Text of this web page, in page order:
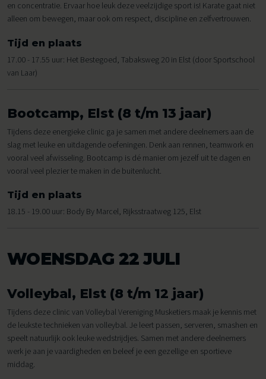
en concentratie. Ervaar hoe leuk deze veelzijdige sport is! Karate gaat niet
alleen om bewegen, maar ook om respect, discipline en zelfvertrouwen.
Tijd en plaats
17.00 - 17.55 uur: Het Bestegoed, Tabaksweg 20 in Elst (door Sportschool
van Laar)
Bootcamp, Elst (8 t/m 13 jaar)
Tijdens deze energieke clinic ga je samen met andere deelnemers aan de
slag met leuke en uitdagende oefeningen. Denk aan rennen, teamwork en
vooral veel afwisseling. Bootcamp is dé manier om jezelf uit te dagen en
vooral veel plezier te maken in de buitenlucht.
Tijd en plaats
18.15 - 19.00 uur: Body By Marcel, Rijksstraatweg 125, Elst
WOENSDAG 22 JULI
Volleybal, Elst (8 t/m 12 jaar)
Tijdens deze clinic van Volleybal Vereniging Musketiers maak je kennis met
de leukste technieken van volleybal. Je leert passen, serveren, smashen en
speelt natuurlijk ook leuke wedstrijdjes. Samen met andere deelnemers
werk je aan je vaardigheden en beleef je een gezellige en sportieve
middag.